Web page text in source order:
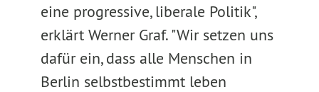
eine progressive, liberale Politik",
erklärt Werner Graf. "Wir setzen uns
dafür ein, dass alle Menschen in
Berlin selbstbestimmt leben